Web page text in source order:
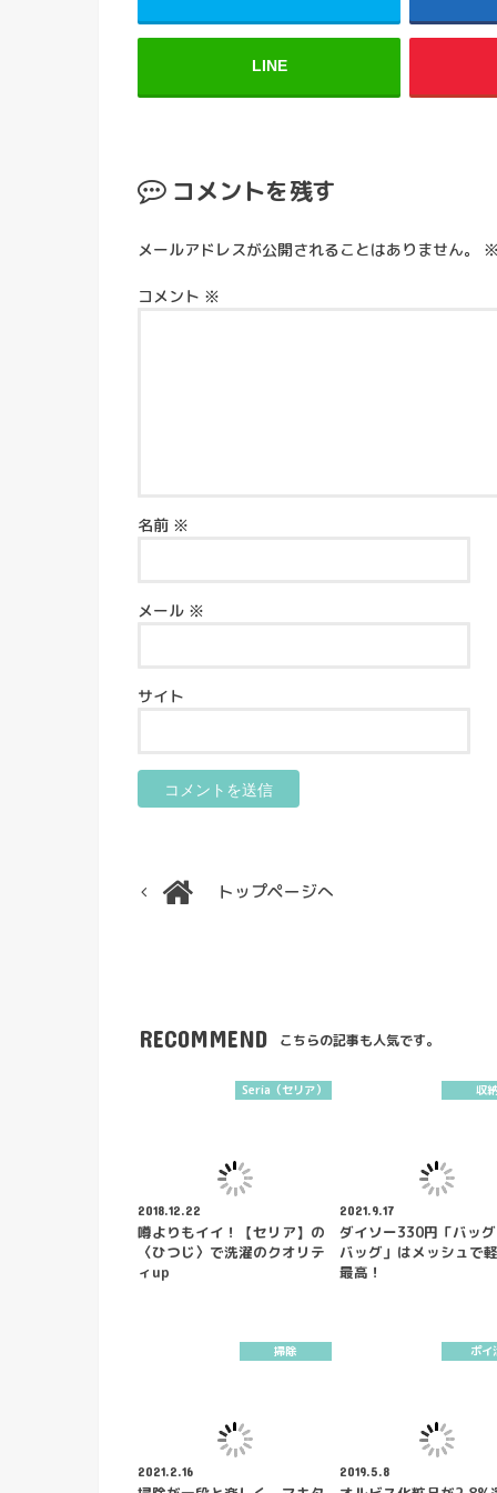
LINE
コメントを残す
メールアドレスが公開されることはありません。
コメント ※
名前 ※
メール ※
サイト
トップページへ
RECOMMEND こちらの記事も人気です。
Seria（セリア）
2018.12.22
噂よりもイイ！【セリア】の
〈ひつじ〉で洗濯のクオリテ
ィup
収
2021.9.17
ダイソー330円「バッ
バッグ」はメッシュで
最高！
掃除
2021.2.16
ポイ
2019.5.8